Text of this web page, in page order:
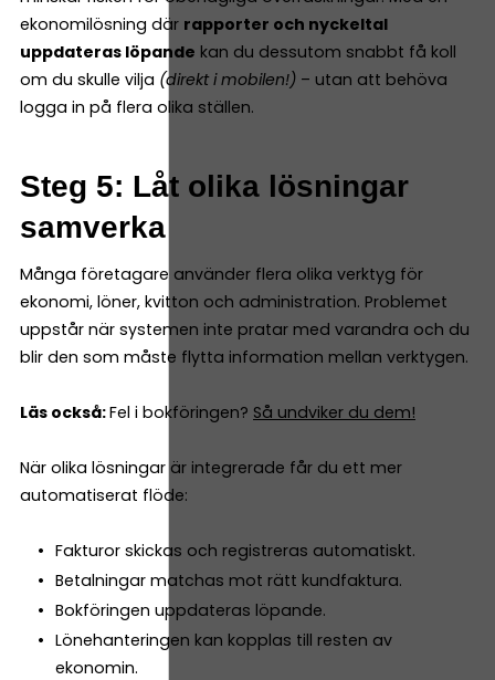
ekonomilösning där rapporter och nyckeltal
uppdateras löpande kan du dessutom snabbt få koll
om du skulle vilja (direkt i mobilen!) – utan att behöva
logga in på flera olika ställen.
Steg 5: Låt olika lösningar
samverka
Många företagare använder flera olika verktyg för
ekonomi, löner, kvitton och administration. Problemet
uppstår när systemen inte pratar med varandra och du
blir den som måste flytta information mellan verktygen.
Läs också:Fel i bokföringen? Så undviker du dem!
När olika lösningar är integrerade får du ett mer
automatiserat flöde:
Fakturor skickas och registreras automatiskt.
Betalningar matchas mot rätt kundfaktura.
Bokföringen uppdateras löpande.
Lönehanteringen kan kopplas till resten av
ekonomin.